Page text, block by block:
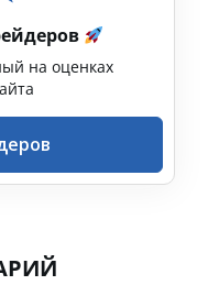
на оценках